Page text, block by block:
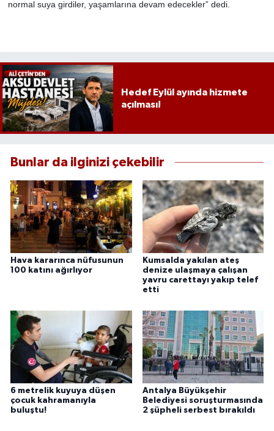
normal suya girdiler, yaşamlarına devam edecekler” dedi.
Hedef Eylül ayında hizmete
açılması!
Bunlar da ilginizi çekebilir
Hava kararınca nüfusunun
100 katını ağırlıyor
Kumsalda yakılan ateş
denize ulaşmaya çalışan
yavru carettayı yakıp telef
etti
6 metrelik kuyuya düşen
çocuk kahramanıyla
buluştu!
Antalya Büyükşehir
Belediyesi soruşturmasında
2 şüpheli serbest bırakıldı